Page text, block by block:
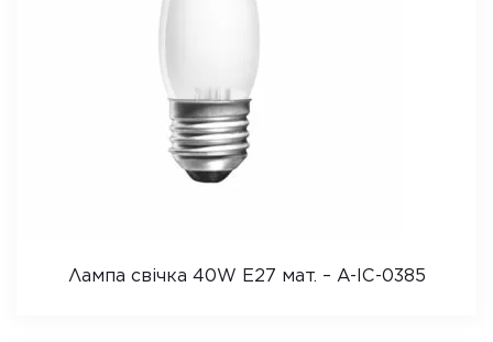
Лампа свічка 40W E27 мат. – A-IC-0385